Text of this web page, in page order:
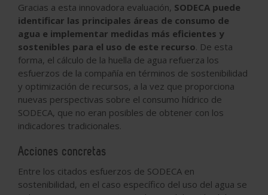
Gracias a esta innovadora evaluación, SODECA puede
identificar las principales áreas de consumo de
agua e implementar medidas más eficientes y
sostenibles para el uso de este recurso. De esta
forma, el cálculo de la huella de agua refuerza los
esfuerzos de la compañía en términos de sostenibilidad
y optimización de recursos, a la vez que proporciona
nuevas perspectivas sobre el consumo hídrico de
SODECA, que no eran posibles de obtener con los
indicadores tradicionales.
Acciones concretas
Entre los citados esfuerzos de SODECA en
sostenibilidad, en el caso específico del uso del agua se